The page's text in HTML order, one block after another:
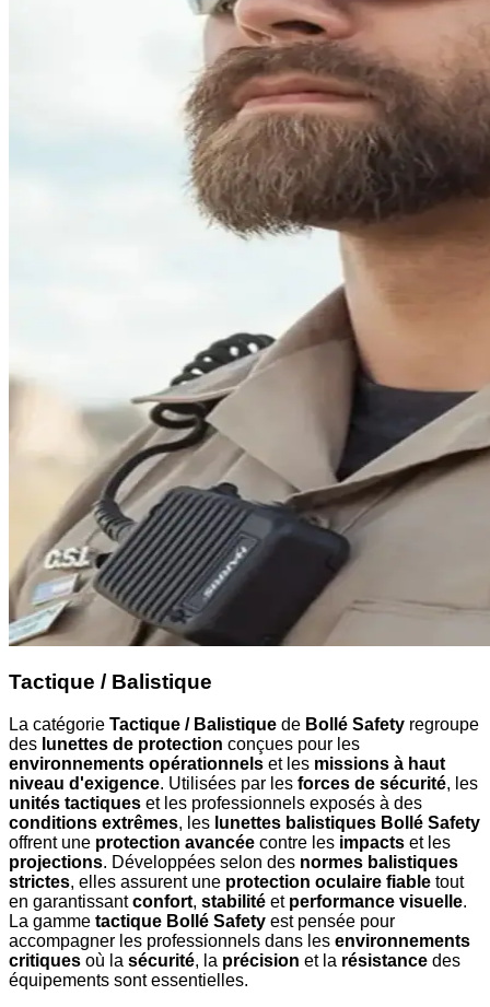
Tactique / Balistique
La catégorie Tactique / Balistique de Bollé Safety regroupe
des lunettes de protection conçues pour les
environnements opérationnels et les missions à haut
niveau d'exigence. Utilisées par les forces de sécurité, les
unités tactiques et les professionnels exposés à des
conditions extrêmes, les lunettes balistiques Bollé Safety
offrent une protection avancée contre les impacts et les
projections. Développées selon des normes balistiques
strictes, elles assurent une protection oculaire fiable tout
en garantissantconfort, stabilité et performance visuelle.
La gamme tactique Bollé Safety est pensée pour
accompagner les professionnels dans les environnements
critiques où la sécurité, la précision et la résistance des
équipements sont essentielles.